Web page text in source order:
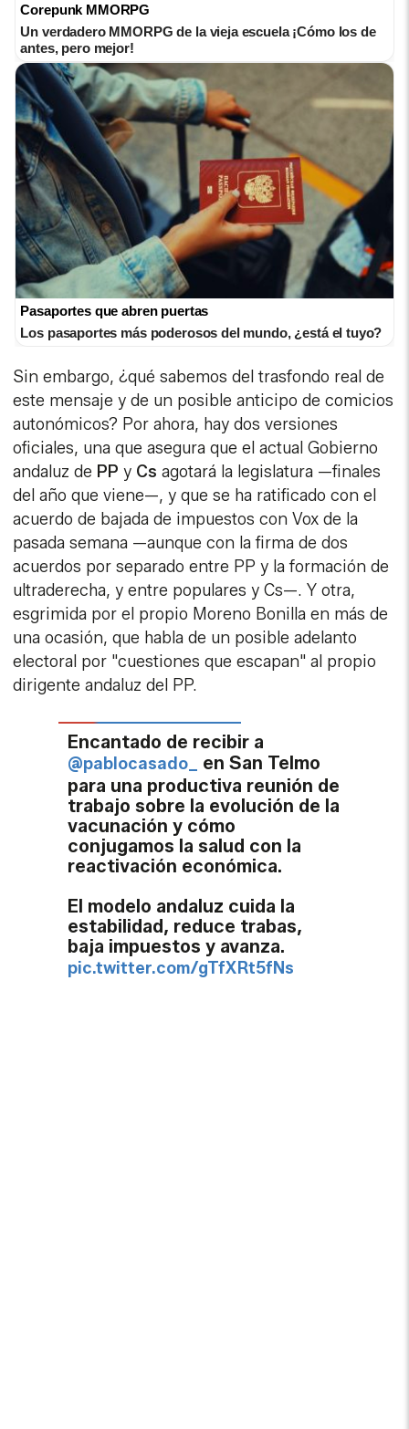
Corepunk MMORPG
Un verdadero MMORPG de la vieja escuela ¡Cómo los de
antes, pero mejor!
Pasaportes que abren puertas
Los pasaportes más poderosos del mundo, ¿está el tuyo?
Sin embargo, ¿qué sabemos del trasfondo real de
este mensaje y de un posible anticipo de comicios
autonómicos? Por ahora, hay dos versiones
oficiales, una que asegura que el actual Gobierno
andaluz de PP y Cs agotará la legislatura —finales
del año que viene—, y que se ha ratificado con el
acuerdo de bajada de impuestos con Vox de la
pasada semana —aunque con la firma de dos
acuerdos por separado entre PP y la formación de
ultraderecha, y entre populares y Cs—. Y otra,
esgrimida por el propio Moreno Bonilla en más de
una ocasión, que habla de un posible adelanto
electoral por "cuestiones que escapan" al propio
dirigente andaluz del PP.
Encantado de recibir a
@pablocasado_
en San Telmo
para una productiva reunión de
trabajo sobre la evolución de la
vacunación y cómo
conjugamos la salud con la
reactivación económica.
El modelo andaluz cuida la
estabilidad, reduce trabas,
baja impuestos y avanza.
pic.twitter.com/gTfXRt5fNs